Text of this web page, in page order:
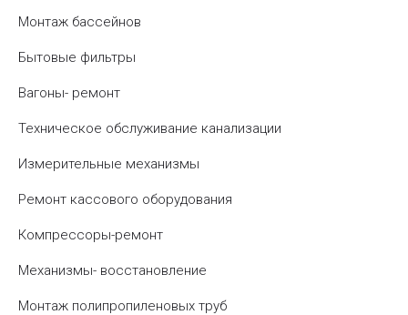
Монтаж бассейнов
Бытовые фильтры
Вагоны- ремонт
Техническое обслуживание канализации
Измерительные механизмы
Ремонт кассового оборудования
Компрессоры-ремонт
Механизмы- восстановление
Монтаж полипропиленовых труб